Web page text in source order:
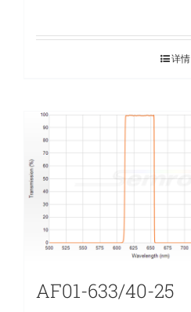
详情
AF01-633/40-25